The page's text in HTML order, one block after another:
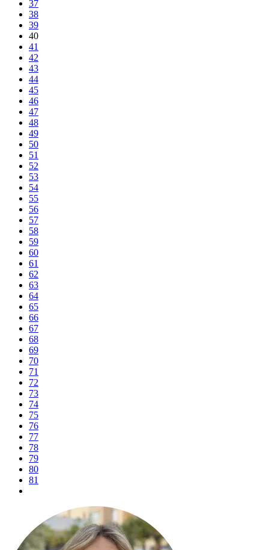
37
38
39
40
41
42
43
44
45
46
47
48
49
50
51
52
53
54
55
56
57
58
59
60
61
62
63
64
65
66
67
68
69
70
71
72
73
74
75
76
77
78
79
80
81